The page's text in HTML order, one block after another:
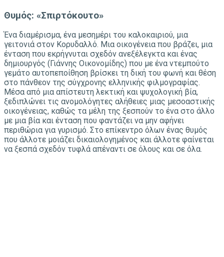
Θυμός: «Σπιρτόκουτο»
Ένα διαμέρισμα, ένα μεσημέρι του καλοκαιριού, μια
γειτονιά στον Κορυδαλλό. Μια οικογένεια που βράζει, μια
ένταση που εκρήγνυται σχεδόν ανεξέλεγκτα και ένας
δημιουργός (Γιάννης Οικονομίδης) που με ένα ντεμπούτο
γεμάτο αυτοπεποίθηση βρίσκει τη δική του φωνή και θέση
στο πάνθεον της σύγχρονης ελληνικής φιλμογραφίας.
Μέσα από μια απίστευτη λεκτική και ψυχολογική βία,
ξεδιπλώνει τις ανομολόγητες αλήθειες μιας μεσοαστικής
οικογένειας, καθώς τα μέλη της ξεσπούν το ένα στο άλλο
με μια βία και ένταση που φαντάζει να μην αφήνει
περιθώρια για γυρισμό. Στο επίκεντρο όλων ένας θυμός
που άλλοτε μοιάζει δικαιολογημένος και άλλοτε φαίνεται
να ξεσπά σχεδόν τυφλά απέναντι σε όλους και σε όλα.